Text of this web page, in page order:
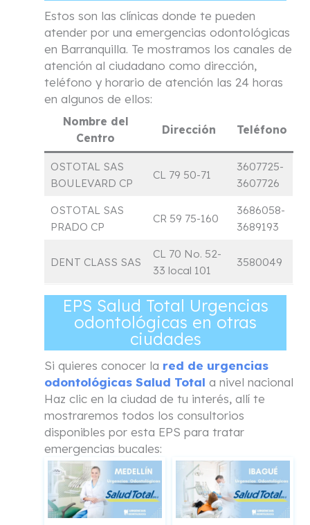
Estos son las clínicas donde te pueden
atender por una emergencias odontológicas
en Barranquilla. Te mostramos los canales de
atención al ciudadano como dirección,
teléfono y horario de atención las 24 horas
en algunos de ellos:
Nombre del
Centro
Dirección Teléfono
OSTOTAL SAS
BOULEVARD CP
CL 79 50-71
3607725-
3607726
OSTOTAL SAS
PRADO CP
CR 59 75-160
3686058-
3689193
DENT CLASS SAS
CL 70 No. 52-
33 local 101
3580049
EPS Salud Total Urgencias
odontológicas en otras
ciudades
Si quieres conocer la red de urgencias
odontológicas Salud Total a nivel nacional
Haz clic en la ciudad de tu interés, allí te
mostraremos todos los consultorios
disponibles por esta EPS para tratar
emergencias bucales: